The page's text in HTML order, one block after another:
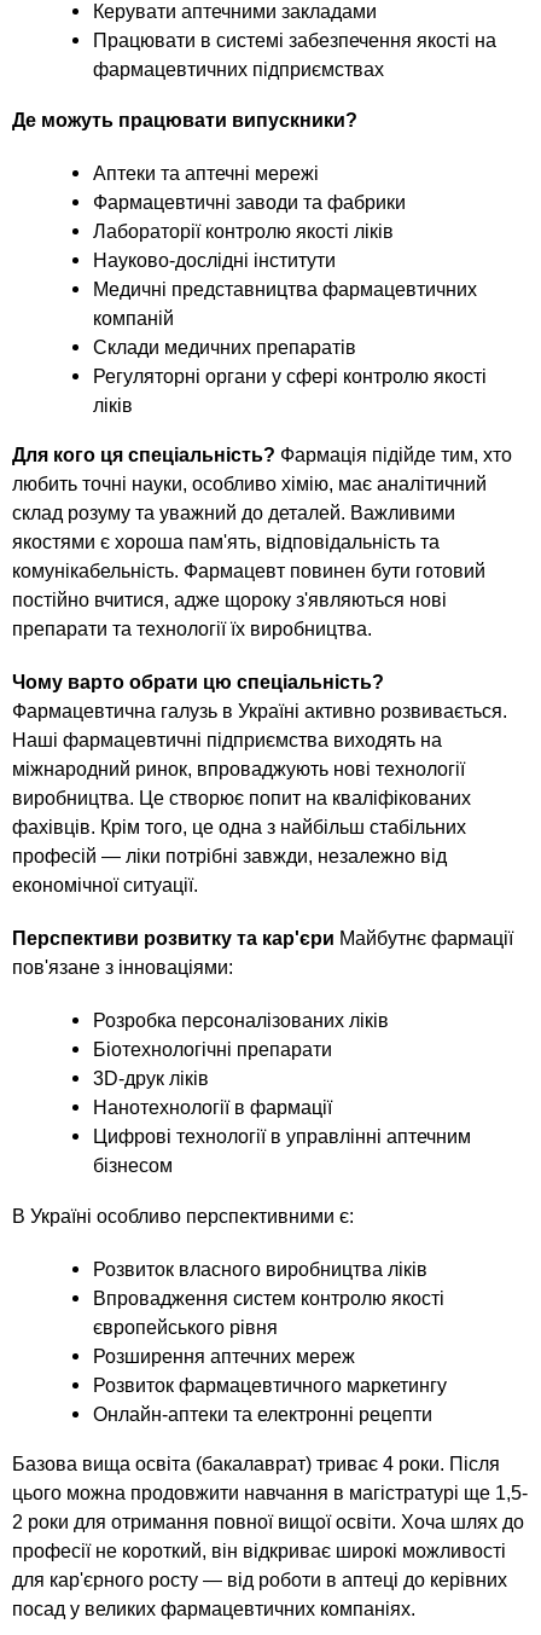
Керувати аптечними закладами
Працювати в системі забезпечення якості на
фармацевтичних підприємствах
Де можуть працювати випускники?
Аптеки та аптечні мережі
Фармацевтичні заводи та фабрики
Лабораторії контролю якості ліків
Науково-дослідні інститути
Медичні представництва фармацевтичних
компаній
Склади медичних препаратів
Регуляторні органи у сфері контролю якості
ліків
Для кого ця спеціальність? Фармація підійде тим, хто
любить точні науки, особливо хімію, має аналітичний
склад розуму та уважний до деталей. Важливими
якостями є хороша пам'ять, відповідальність та
комунікабельність. Фармацевт повинен бути готовий
постійно вчитися, адже щороку з'являються нові
препарати та технології їх виробництва.
Чому варто обрати цю спеціальність?
Фармацевтична галузь в Україні активно розвивається.
Наші фармацевтичні підприємства виходять на
міжнародний ринок, впроваджують нові технології
виробництва. Це створює попит на кваліфікованих
фахівців. Крім того, це одна з найбільш стабільних
професій — ліки потрібні завжди, незалежно від
економічної ситуації.
Перспективи розвитку та кар'єри Майбутнє фармації
пов'язане з інноваціями:
Розробка персоналізованих ліків
Біотехнологічні препарати
3D-друк ліків
Нанотехнології в фармації
Цифрові технології в управлінні аптечним
бізнесом
В Україні особливо перспективними є:
Розвиток власного виробництва ліків
Впровадження систем контролю якості
європейського рівня
Розширення аптечних мереж
Розвиток фармацевтичного маркетингу
Онлайн-аптеки та електронні рецепти
Базова вища освіта (бакалаврат) триває 4 роки. Після
цього можна продовжити навчання в магістратурі ще 1,5-
2 роки для отримання повної вищої освіти. Хоча шлях до
професії не короткий, він відкриває широкі можливості
для кар'єрного росту — від роботи в аптеці до керівних
посад у великих фармацевтичних компаніях.